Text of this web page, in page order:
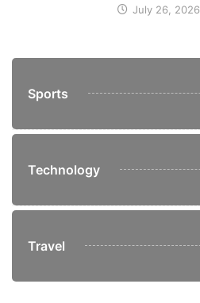
July 26, 2026
Sports
Technology
Travel